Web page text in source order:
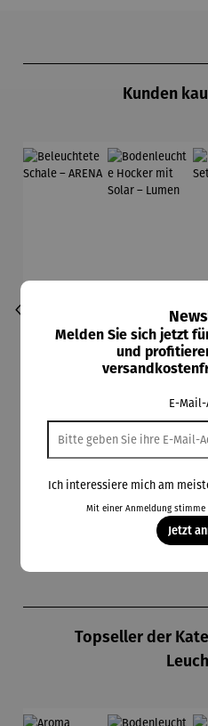
Kunden
Beleuchte
te Schale
Bodenleuc
hte
Hocker
mit Solar
– Lumen
Regulärer
349,00 €
Topseller der
Melden Sie sich jetzt
und
E-
Ich interessiere mich am
Mit einer Anmeldung stimme
Jetzt